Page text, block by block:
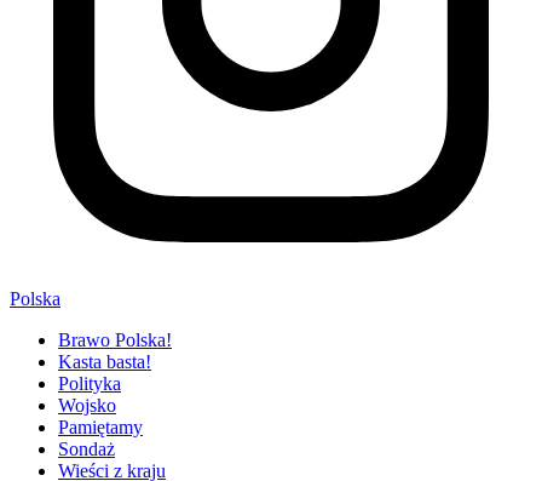
Polska
Brawo Polska!
Kasta basta!
Polityka
Wojsko
Pamiętamy
Sondaż
Wieści z kraju